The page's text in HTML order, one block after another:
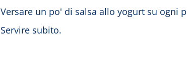
Versare un po' di salsa allo yogurt su ogni
Servire subito.